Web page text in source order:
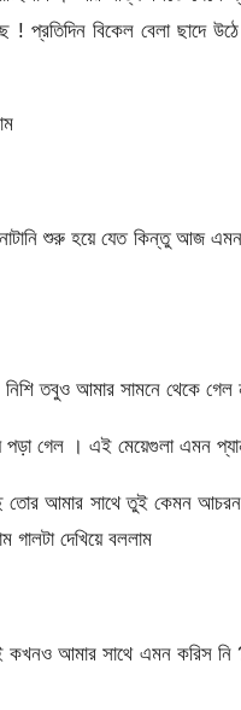
! প্রতিদিন বিকেল বেলা
শুরু হয়ে যেত কিন্তু আজ
তবুও আমার সামনে থেকে গেল
গেল । এই মেয়েগুলা এমন
আমার সাথে তুই কেমন
দেখিয়ে বললাম
কখনও আমার সাথে এমন করিস